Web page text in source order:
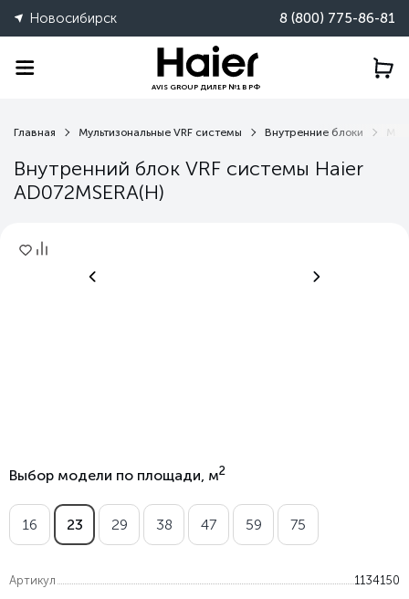
Новосибирск 8 (800) 775-86-81
AVIS GROUP ДИЛЕР №1 В РФ
Главная Мультизональные VRF системы Внутренние блоки
Внутренний блок VRF системы Haier
AD072MSERA(H)
Выбор модели по площади, м2
16 23 29 38 47 59 75
Артикул
1134150